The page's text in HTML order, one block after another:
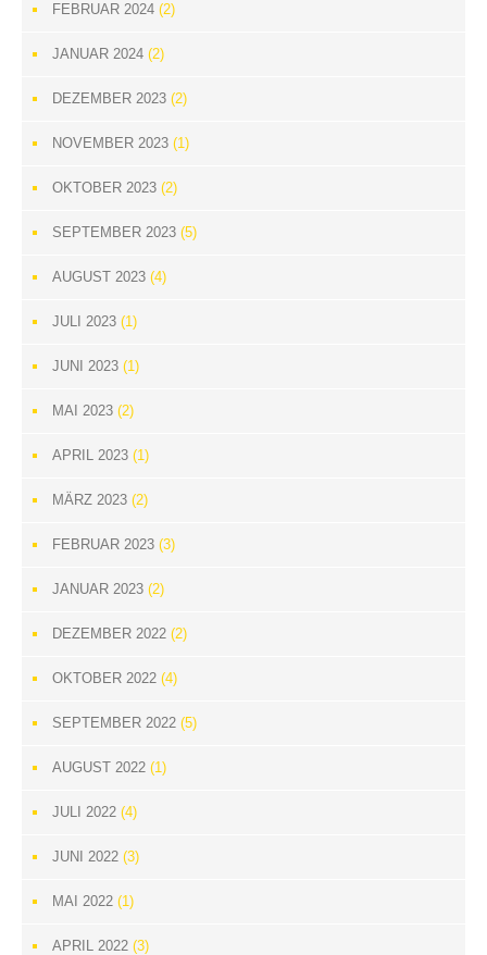
FEBRUAR 2024 (2)
JANUAR 2024 (2)
DEZEMBER 2023 (2)
NOVEMBER 2023 (1)
OKTOBER 2023 (2)
SEPTEMBER 2023 (5)
AUGUST 2023 (4)
JULI 2023 (1)
JUNI 2023 (1)
MAI 2023 (2)
APRIL 2023 (1)
MÄRZ 2023 (2)
FEBRUAR 2023 (3)
JANUAR 2023 (2)
DEZEMBER 2022 (2)
OKTOBER 2022 (4)
SEPTEMBER 2022 (5)
AUGUST 2022 (1)
JULI 2022 (4)
JUNI 2022 (3)
MAI 2022 (1)
APRIL 2022 (3)